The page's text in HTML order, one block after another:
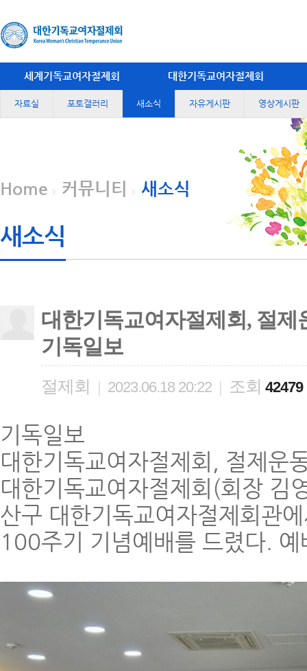
세계기독교여자절제회 대한기독교여자절제회
자료실 포토갤러리 새소식 자유게시판 영상게시판
Home 커뮤니티 새소식
새소식
대한기독교여자절제회, 절제
기독일보
절제회 | 2023.06.18 20:22 | 조회 42479
기독일보
대한기독교여자절제회, 절제운
대한기독교여자절제회(회장
산구 대한기독교여자절제회관
100주기 기념예배를 드렸다.